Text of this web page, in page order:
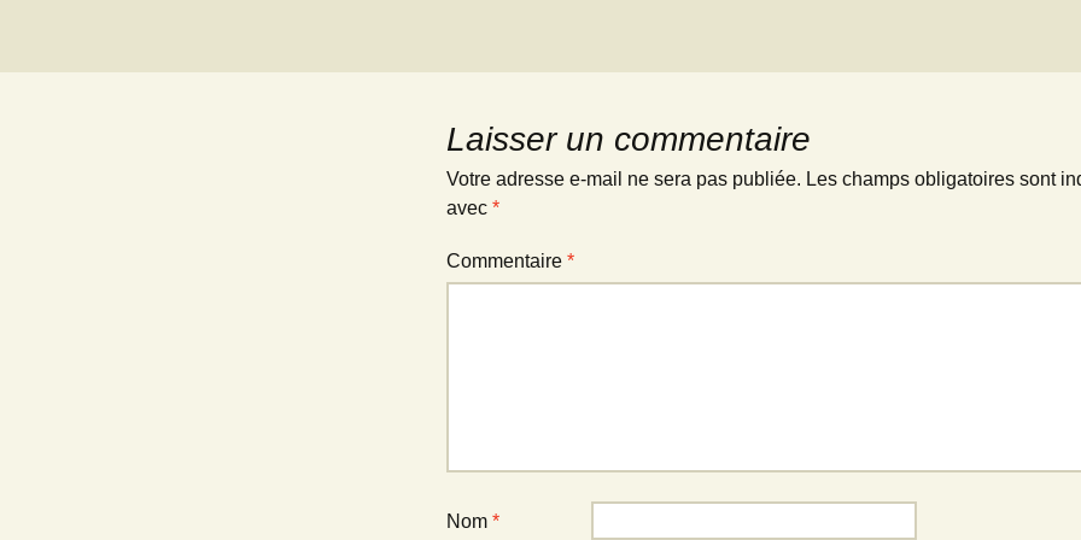
Laisser un commentaire
Votre adresse e-mail ne sera pas publiée. Les champs obligatoires sont
avec *
Commentaire *
Nom *